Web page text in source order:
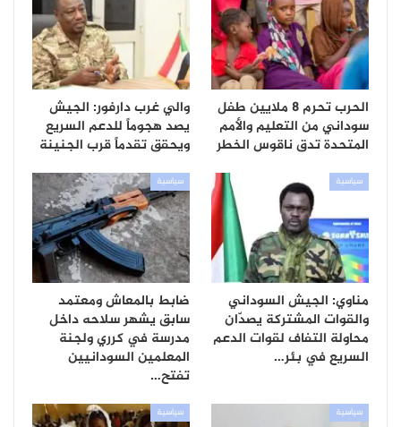
الحرب تحرم 8 ملايين طفل
سوداني من التعليم والأمم
المتحدة تدق ناقوس الخطر
والي غرب دارفور: الجيش
يصد هجوماً للدعم السريع
ويحقق تقدماً قرب الجنينة
سياسية
مناوي: الجيش السوداني
والقوات المشتركة يصدّان
محاولة التفاف لقوات الدعم
السريع في بئر…
سياسية
ضابط بالمعاش ومعتمد
سابق يشهر سلاحه داخل
مدرسة في كرري ولجنة
المعلمين السودانيين
تفتح…
سياسية سياسية